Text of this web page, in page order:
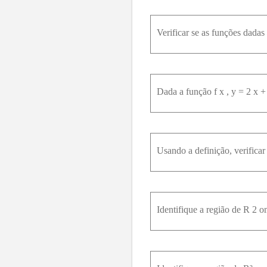
Verificar se as funções
Usando a definição,
Identifique a região de R 2